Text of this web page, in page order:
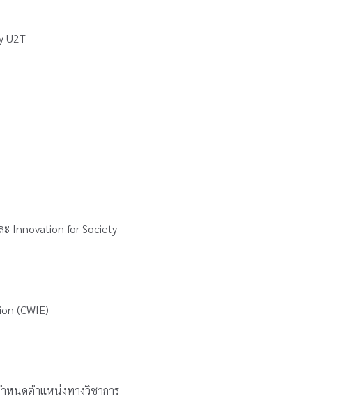
U2T
Innovation for Society
(CWIE)
ำหนดตำแหน่งทางวิชาการ